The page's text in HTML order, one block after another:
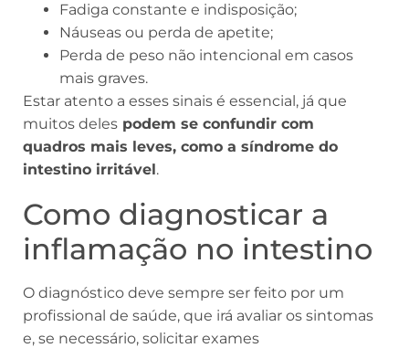
Fadiga constante e indisposição;
Náuseas ou perda de apetite;
Perda de peso não intencional em casos
mais graves.
Estar atento a esses sinais é essencial, já que
muitos deles podem se confundir com
quadros mais leves, como a síndrome do
intestino irritável.
Como diagnosticar a
inflamação no intestino
O diagnóstico deve sempre ser feito por um
profissional de saúde, que irá avaliar os sintomas
e, se necessário, solicitar exames